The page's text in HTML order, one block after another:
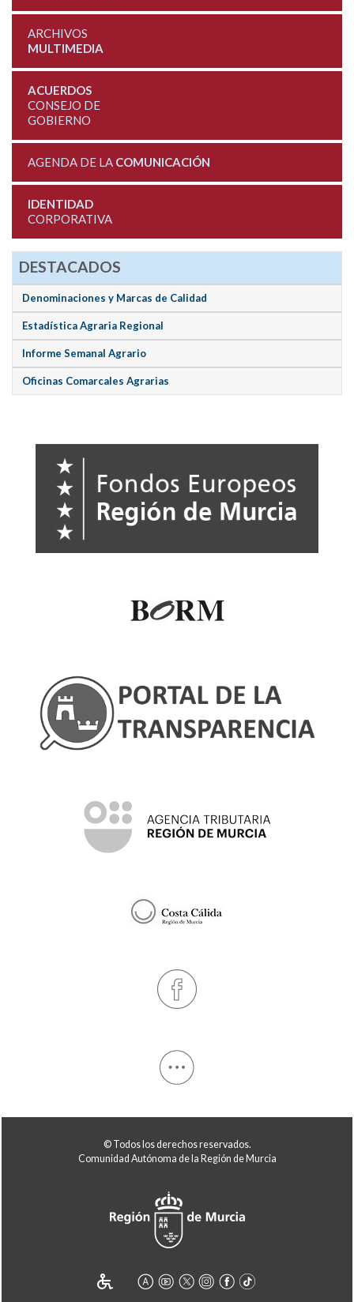
ARCHIVOS
MULTIMEDIA
ACUERDOS
CONSEJO DE
GOBIERNO
AGENDA DE LA COMUNICACIÓN
IDENTIDAD
CORPORATIVA
DESTACADOS
Denominaciones y Marcas de Calidad
Estadística Agraria Regional
Informe Semanal Agrario
Oficinas Comarcales Agrarias
© Todos los derechos reservados.
Comunidad Autónoma de la Región de Murcia